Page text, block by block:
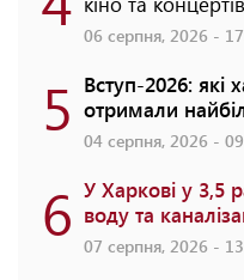
06 серпня, 2026 -
5 Вступ-2026: які
отримали
04 серпня, 2026 -
6 У Харкові у 3,5
воду та
07 серпня, 2026 -